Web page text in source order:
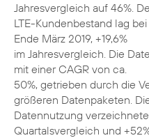
Jahresvergleich auf 46%.
LTE-Kundenbestand lag
Ende März 2019, +19,6%
im Jahresvergleich. Die
mit einer CAGR von ca.
50%, getrieben durch die
größeren Datenpaketen.
Datennutzung
Quartalsvergleich und